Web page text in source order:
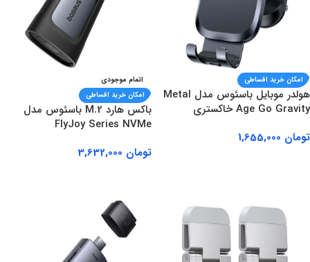
امکان خرید اقساطی
هولدر موبایل باسئوس مدل Metal
Age Go Gravity خاکستری
تومان
اتمام موجودی
امکان خرید اقساطی
باکس هارد M.2 باسئوس مدل
FlyJoy Series NVMe
تومان